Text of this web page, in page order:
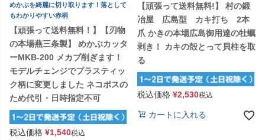
めかぶを綺麗に切り取ります！落として
もわかりやすい赤柄
【頑張って送料無料！】【刃物
の本場燕三条製】 めかぶカッタ
ーMKB-200 メカブ削ぎます！
モデルチェンジでプラスティッ
ク柄に変更しました ネコポスの
ため代引・日時指定不可
税込価格 ¥1,540税込
【頑張って送料無料!】 村の鍛
冶屋 広島型 カキ打ち 2本
爪 かきの本場広島御用達の牡蠣
剥き！ カキの殻とって貝柱を取
る
税込価格 ¥2,530税込
カートに入れる